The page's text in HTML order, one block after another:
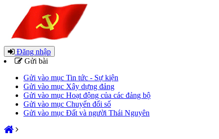
Đăng nhập
Gửi bài
Gửi vào mục Tin tức - Sự kiện
Gửi vào mục Xây dựng đảng
Gửi vào mục Hoạt động của các đảng bộ
Gửi vào mục Chuyển đổi số
Gửi vào mục Đất và người Thái Nguyên